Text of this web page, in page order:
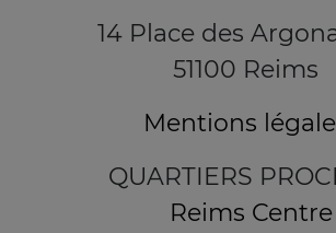
14 Place des
51100 Reims
Mentions
QUARTIERS
Reims Centre